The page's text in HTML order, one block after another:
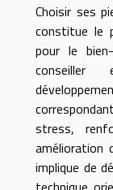
Choisir ses
constitue le
pour le bien-
conseiller
stress,
amélioration
implique de